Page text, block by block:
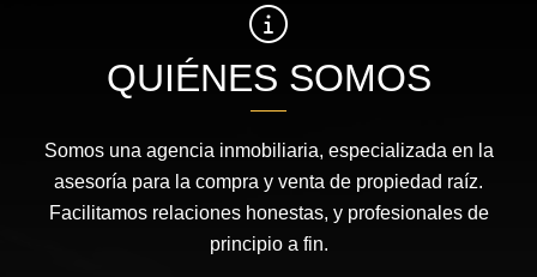
QUIÉNES SOMOS
Somos una agencia inmobiliaria, especializada en la
asesoría para la compra y venta de propiedad raíz.
Facilitamos relaciones honestas, y profesionales de
principio a fin.